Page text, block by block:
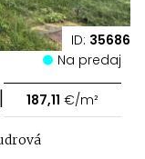
ID: 35686
Na predaj
| 187,11 €/m²